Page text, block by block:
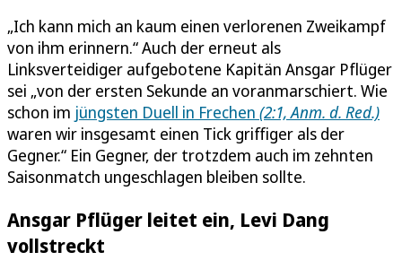
„Ich kann mich an kaum einen verlorenen Zweikampf
von ihm erinnern.“ Auch der erneut als
Linksverteidiger aufgebotene Kapitän Ansgar Pflüger
sei „von der ersten Sekunde an voranmarschiert. Wie
schon im jüngsten Duell in Frechen (2:1, Anm. d. Red.)
waren wir insgesamt einen Tick griffiger als der
Gegner.“ Ein Gegner, der trotzdem auch im zehnten
Saisonmatch ungeschlagen bleiben sollte.
Ansgar Pflüger leitet ein, Levi Dang
vollstreckt